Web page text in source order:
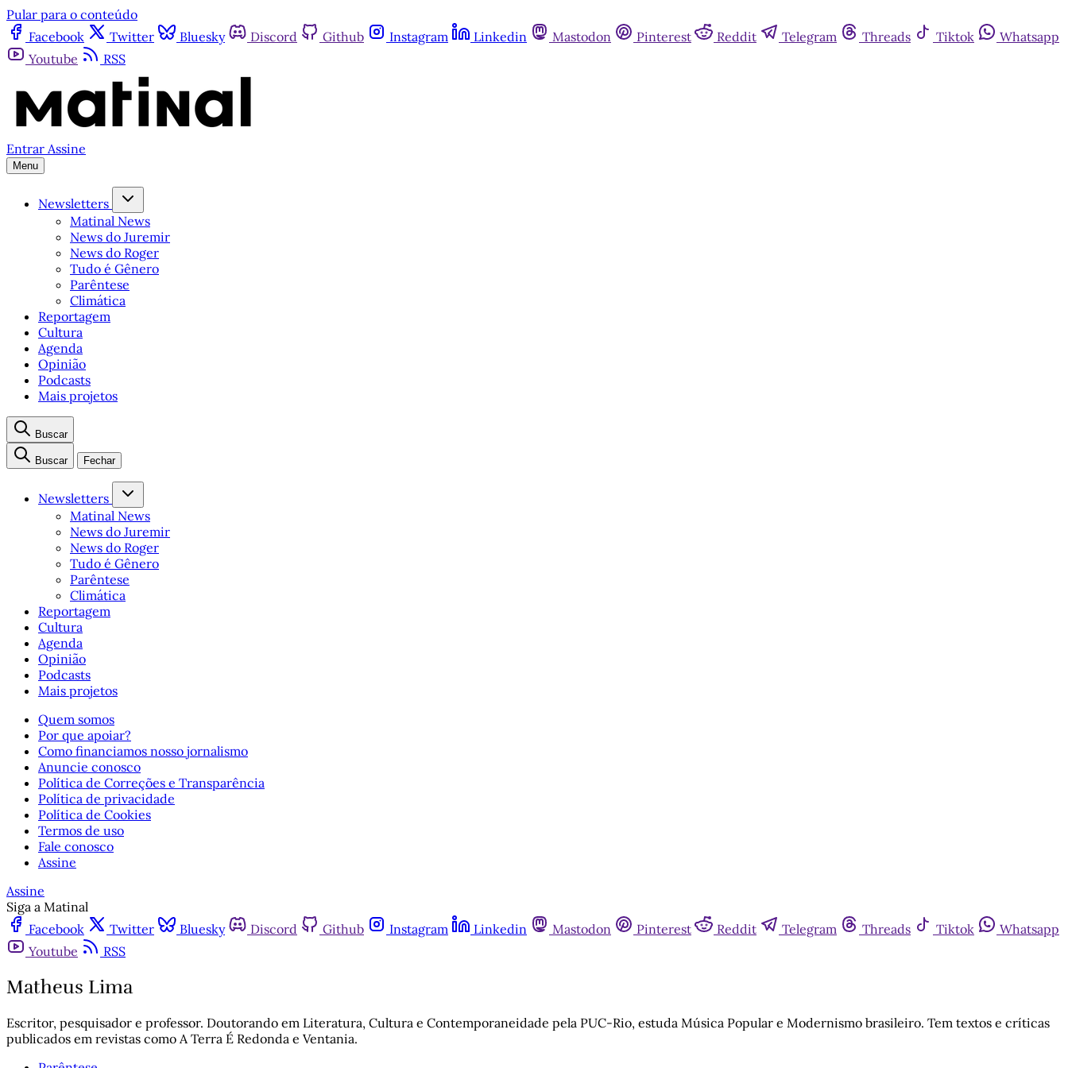
Pular para o conteúdo
Facebook
Twitter Bluesky Discord Github Instagram Linkedin Mastodon Pinterest Reddit Telegram Threads Tiktok
Whatsapp
Youtube
RSS
Entrar Assine
Menu
Newsletters
Matinal News
News do Juremir
News do Roger
Tudo é Gênero
Parêntese
Climática
Reportagem
Cultura
Agenda
Opinião
Podcasts
Mais projetos
Buscar
Buscar Fechar
Newsletters
Matinal News
News do Juremir
News do Roger
Tudo é Gênero
Parêntese
Climática
Reportagem
Cultura
Agenda
Opinião
Podcasts
Mais projetos
Quem somos
Por que apoiar?
Como financiamos nosso jornalismo
Anuncie conosco
Política de Correções e Transparência
Política de privacidade
Política de Cookies
Termos de uso
Fale conosco
Assine
Assine
Siga a Matinal
Facebook
Twitter Bluesky Discord Github Instagram Linkedin Mastodon Pinterest Reddit Telegram Threads Tiktok
Whatsapp
Youtube
RSS
Matheus Lima
Escritor, pesquisador e professor. Doutorando em Literatura, Cultura e Contemporaneidade pela PUC-Rio, estuda Música Popular e Modernismo brasileiro. Tem textos e críticas
publicados em revistas como A Terra É Redonda e Ventania.